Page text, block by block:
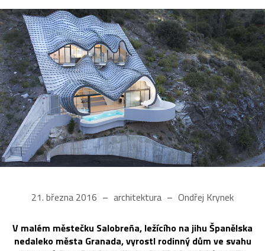
21. března 2016 architektura Ondřej Krynek
V malém městečku Salobreña, ležícího na jihu Španělska
nedaleko města Granada, vyrostl rodinný dům ve svahu